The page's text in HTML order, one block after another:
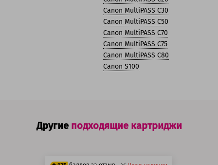
Canon MultiPASS C30
Canon MultiPASS C50
Canon MultiPASS C70
Canon MultiPASS C75
Canon MultiPASS C80
Canon S100
Другие подходящие картриджи